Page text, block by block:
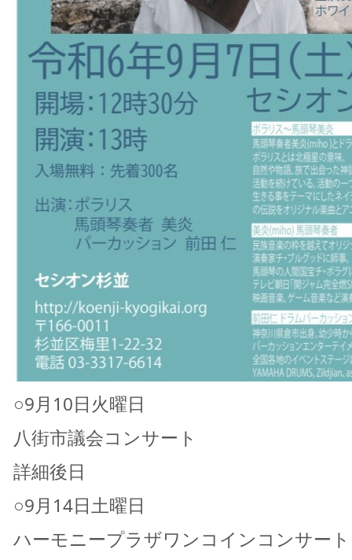
○9月10日火曜日
八街市議会コンサート
詳細後日
○9月14日土曜日
ハーモニープラザワンコインコンサート